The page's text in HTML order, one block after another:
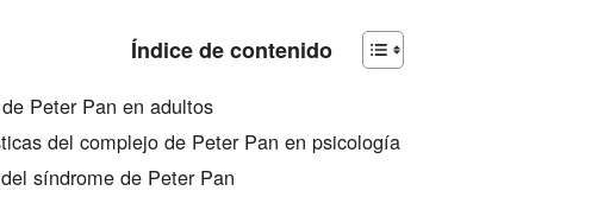
Índice de contenido
Peter Pan en adultos
del complejo de Peter Pan en psicología
síndrome de Peter Pan